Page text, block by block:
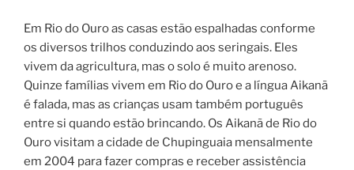
Em Rio do Ouro as casas estão espalhadas conforme
os diversos trilhos conduzindo aos seringais. Eles
vivem da agricultura, mas o solo é muito arenoso.
Quinze famílias vivem em Rio do Ouro e a língua Aikanã
é falada, mas as crianças usam também português
entre si quando estão brincando. Os Aikanã de Rio do
Ouro visitam a cidade de Chupinguaia mensalmente
em 2004 para fazer compras e receber assistência